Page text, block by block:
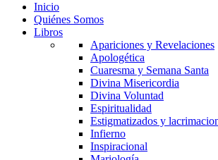
Inicio
Quiénes Somos
Libros
Apariciones y Revelaciones
Apologética
Cuaresma y Semana Santa
Divina Misericordia
Divina Voluntad
Espiritualidad
Estigmatizados y
Infierno
Inspiracional